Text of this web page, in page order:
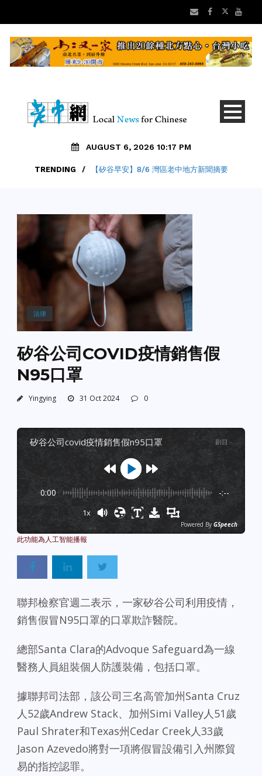
AUGUST 6, 2026 10:17 PM
TRENDING / 【矽谷早安】8/6 灣區老中地方新聞摘要
法律
矽谷公司COVID疫情銷售假
N95口罩
Yingying 31 Oct 2024 0
矽谷公司covid疫情銷售假n95口罩 剧目 :-
0:00 -:--
1x
Powered By GSpeech
聯邦檢察官週二表示，一家矽谷公司利用疫情，
銷售假冒N95口罩的口罩欺詐醫院。
總部Santa Clara的Advoque Safeguard為一線
醫務人員組裝個人防護裝備，包括口罩。
據聯邦司法部，該公司三名高管加州Santa Cruz
人52歲Andrew Stack、加州Simi Valley人51歲
Paul Shrater和Texas州Cedar Creek人33歲
Jason Azevedo將對一項將假冒設備引入州際貿
易的指控認罪。